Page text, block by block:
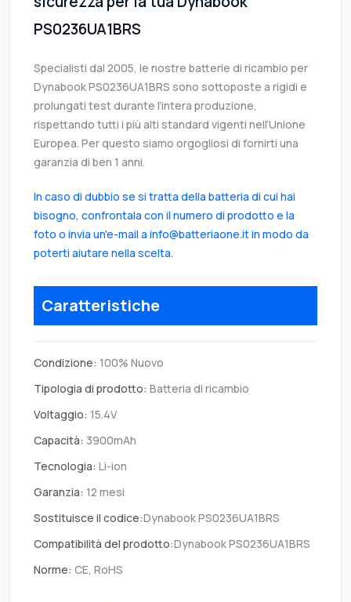
PS0236UA1BRS
Specialisti dal 2005, le nostre batterie di ricambio per
Dynabook PS0236UA1BRS sono sottoposte a rigidi e
prolungati test durante l’intera produzione,
rispettando tutti i più alti standard vigenti nell’Unione
Europea. Per questo siamo orgogliosi di fornirti una
garanzia di ben 1 anni.
In caso di dubbio se si tratta della batteria di cui hai
bisogno, confrontala con il numero di prodotto e la
foto o invia un'e-mail a info@batteriaone.it in modo da
poterti aiutare nella scelta.
Caratteristiche
Condizione: 100% Nuovo
Tipologia di prodotto: Batteria di ricambio
Voltaggio: 15.4V
Capacità: 3900mAh
Tecnologia: Li-ion
Garanzia: 12 mesi
Sostituisce il codice:Dynabook PS0236UA1BRS
Compatibilità del prodotto:Dynabook PS0236UA1BRS
Norme: CE, RoHS